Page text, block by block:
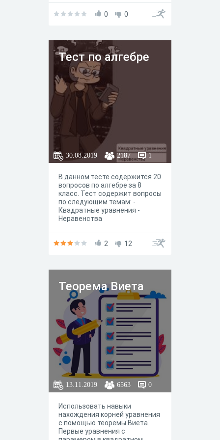
указать десятичную дробь.
подготовке к экзаменам.
Время прохождения
ограничено - 30 минут.
0 0
Тест по алгебре
30.08.2019 2187 1
В данном тесте содержится 20
вопросов по алгебре за 8
класс. Тест содержит вопросы
по следующим темам: -
Квадратные уравнения -
Неравенства
2 12
Теорема Виета
13.11.2019 6563 0
Использовать навыки
нахождения корней уравнения
с помощью теоремы Виета.
Первые уравнения с